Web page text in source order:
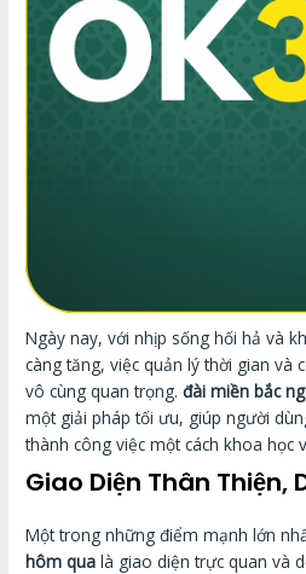
Ngày nay, với nhịp sống hối hả và
càng tăng, việc quản lý thời gian và
vô cùng quan trọng.đài miền bắc
một giải pháp tối ưu, giúp người
thành công việc một cách khoa học
Giao Diện Thân Thiện,
Một trong những điểm mạnh lớn
hôm qua là giao diện trực quan và